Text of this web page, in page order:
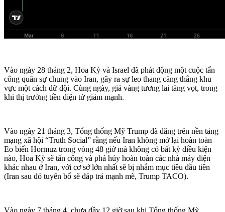
Vào ngày 28 tháng 2, Hoa Kỳ và Israel đã phát động một cuộc tấn
công quân sự chung vào Iran, gây ra sự leo thang căng thẳng khu
vực một cách dữ dội. Cùng ngày, giá vàng tương lai tăng vọt, trong
khi thị trường tiền điện tử giảm mạnh.
Vào ngày 21 tháng 3, Tổng thống Mỹ Trump đã đăng trên nền tảng
mạng xã hội “Truth Social” rằng nếu Iran không mở lại hoàn toàn
Eo biển Hormuz trong vòng 48 giờ mà không có bất kỳ điều kiện
nào, Hoa Kỳ sẽ tấn công và phá hủy hoàn toàn các nhà máy điện
khác nhau ở Iran, với cơ sở lớn nhất sẽ bị nhắm mục tiêu đầu tiên
(Iran sau đó tuyên bố sẽ đáp trả mạnh mẽ, Trump TACO).